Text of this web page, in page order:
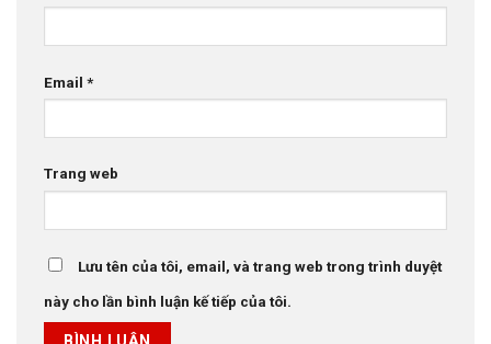
Email *
Trang web
Lưu tên của tôi, email, và trang web trong trình duyệt
này cho lần bình luận kế tiếp của tôi.